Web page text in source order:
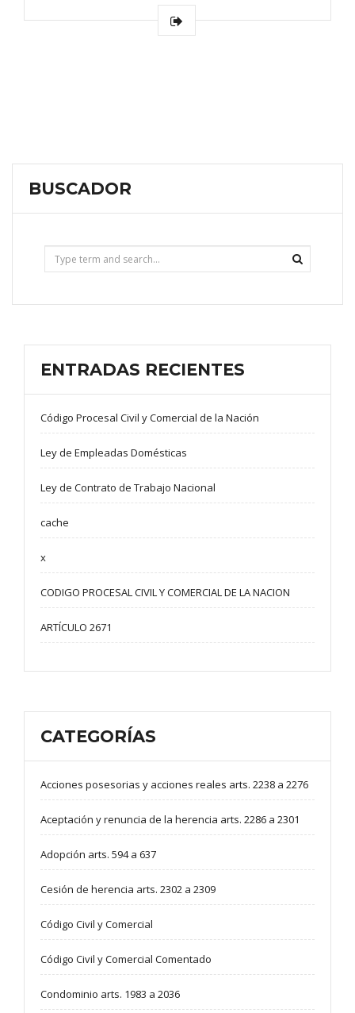
BUSCADOR
ENTRADAS RECIENTES
Código Procesal Civil y Comercial de la Nación
Ley de Empleadas Domésticas
Ley de Contrato de Trabajo Nacional
cache
x
CODIGO PROCESAL CIVIL Y COMERCIAL DE LA NACION
ARTÍCULO 2671
CATEGORÍAS
Acciones posesorias y acciones reales arts. 2238 a 2276
Aceptación y renuncia de la herencia arts. 2286 a 2301
Adopción arts. 594 a 637
Cesión de herencia arts. 2302 a 2309
Código Civil y Comercial
Código Civil y Comercial Comentado
Condominio arts. 1983 a 2036